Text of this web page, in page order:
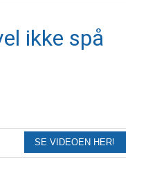
ikke spå
SE VIDEOEN HER!